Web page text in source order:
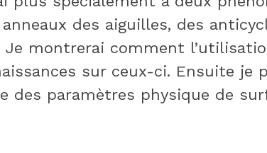
des aiguilles, des
Je montrerai comment
sur ceux-ci. Ensuite je
des paramètres physique de